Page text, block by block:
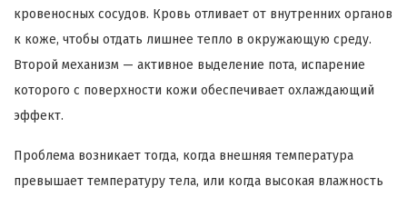
кровеносных сосудов. Кровь отливает от внутренних органов
к коже, чтобы отдать лишнее тепло в окружающую среду.
Второй механизм — активное выделение пота, испарение
которого с поверхности кожи обеспечивает охлаждающий
эффект.
Проблема возникает тогда, когда внешняя температура
превышает температуру тела, или когда высокая влажность